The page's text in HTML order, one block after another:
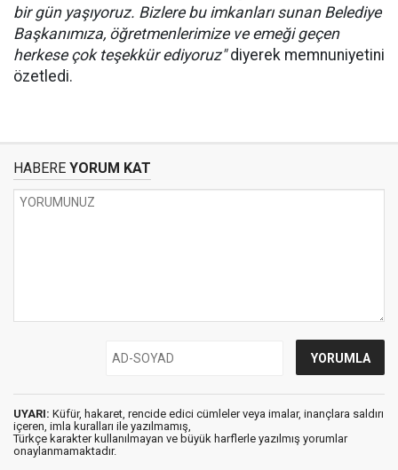
bir gün yaşıyoruz. Bizlere bu imkanları sunan Belediye
Başkanımıza, öğretmenlerimize ve emeği geçen
herkese çok teşekkür ediyoruz"diyerek memnuniyetini
özetledi.
HABERE YORUM KAT
UYARI: Küfür, hakaret, rencide edici cümleler veya imalar, inançlara saldırı
içeren, imla kuralları ile yazılmamış,
Türkçe karakter kullanılmayan ve büyük harflerle yazılmış yorumlar
onaylanmamaktadır.